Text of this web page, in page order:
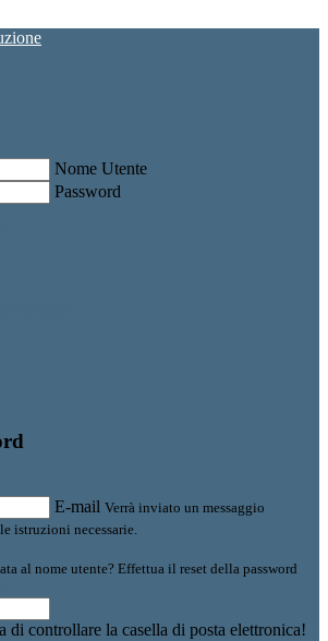
Nome Utente
Password
E-mail Verrà inviato un messaggio
istruzioni necessarie.
al nome utente? Effettua il reset della password
di controllare la casella di posta elettronica!